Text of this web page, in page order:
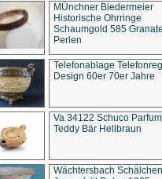
MÜnchner Biedermeier
Historische Ohrringe
Schaumgold 585
Perlen
Telefonablage
Design 60er 70er Jahre
Va 34122 Schuco
Teddy Bär Hellbraun
Wächtersbach Schälchen